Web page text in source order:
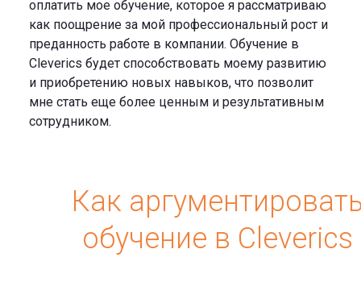
оплатить мое обучение, которое я рассматриваю
как поощрение за мой профессиональный рост и
преданность работе в компании. Обучение в
Cleverics будет способствовать моему развитию
и приобретению новых навыков, что позволит
мне стать еще более ценным и результативным
сотрудником.
Как
обучение в Cleverics